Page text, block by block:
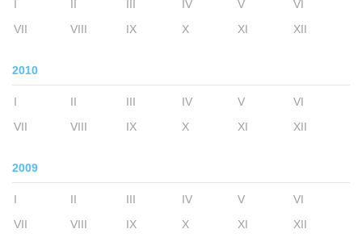
I II III IV V
VI
VII
VIII IX X XI XII
2010
I II III IV V
VI
VII
VIII IX X XI XII
2009
I II III IV V
VI
VII
VIII IX X XI XII